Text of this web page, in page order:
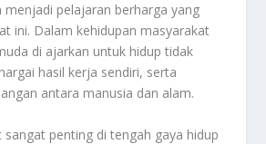
menjadi pelajaran berharga yang
ini. Dalam kehidupan masyarakat
di ajarkan untuk hidup tidak
hasil kerja sendiri, serta
antara manusia dan alam.
sangat penting di tengah gaya hidup